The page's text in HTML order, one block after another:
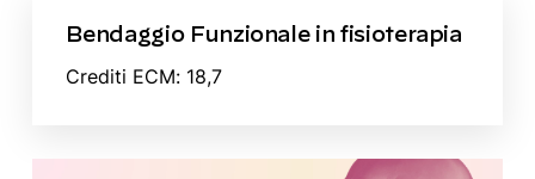
Bendaggio Funzionale in fisioterapia
Crediti ECM: 18,7